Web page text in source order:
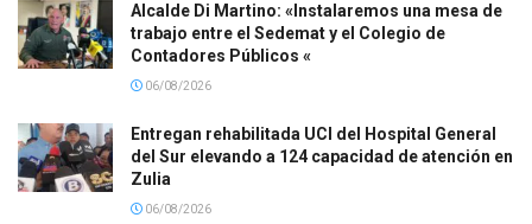
Alcalde Di Martino: «Instalaremos una mesa de
trabajo entre el Sedemat y el Colegio de
Contadores Públicos «
06/08/2026
Entregan rehabilitada UCI del Hospital General
del Sur elevando a 124 capacidad de atención en
Zulia
06/08/2026